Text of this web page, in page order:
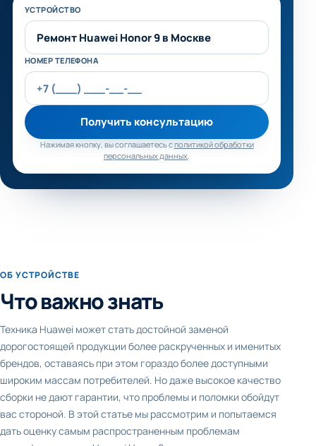
Не заполняйте это поле
УСТРОЙСТВО
НОМЕР ТЕЛЕФОНА
Получить консультацию
Нажимая кнопку, вы соглашаетесь сполитикой обработки
персональных данных.
ОБ УСТРОЙСТВЕ
Что важно знать
Техника Huawei может стать достойной заменой
дорогостоящей продукции более раскрученных и именитых
брендов, оставаясь при этом гораздо более доступными
широким массам потребителей. Но даже высокое качество
сборки не дают гарантии, что проблемы и поломки обойдут
вас стороной. В этой статье мы рассмотрим и попытаемся
дать оценку самым распространенным проблемам